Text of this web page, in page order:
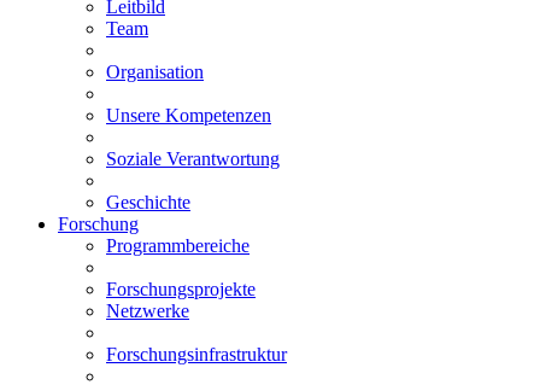
Leitbild
Team
Organisation
Unsere Kompetenzen
Soziale Verantwortung
Geschichte
Forschung
Programmbereiche
Forschungsprojekte
Netzwerke
Forschungsinfrastruktur